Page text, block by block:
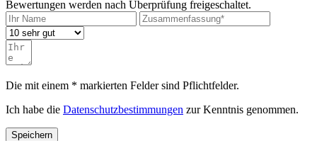
Bewertungen werden nach Überprüfung freigeschaltet.
Die mit einem * markierten Felder sind Pflichtfelder.
Ich habe die Datenschutzbestimmungen zur Kenntnis genommen.
Speichern